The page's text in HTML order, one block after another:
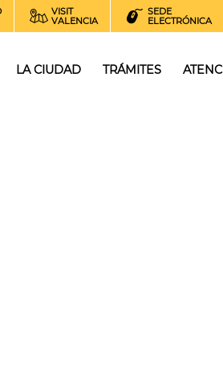
VISIT
VALENCIA
SEDE
ELECTRÓNICA
LA CIUDAD TRÁMITES